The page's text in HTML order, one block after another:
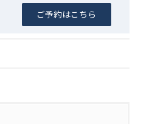
ご予約はこちら